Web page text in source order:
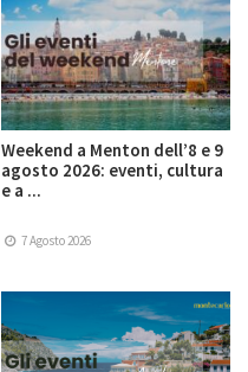
Weekend a Menton dell’8 e 9
agosto 2026: eventi, cultura
e a ...
7 Agosto 2026